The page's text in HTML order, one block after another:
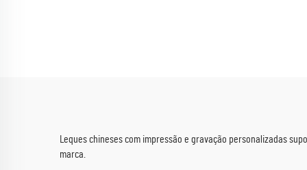
Leques chineses com impressão e gravação personalizadas
marca.